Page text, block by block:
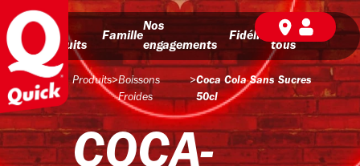
Nos
produits
Famille
Nos
engagements
Fidélité
BD pour
tous
Produits>Boissons
Froides
>Coca Cola Sans Sucres
50cl
COCA-